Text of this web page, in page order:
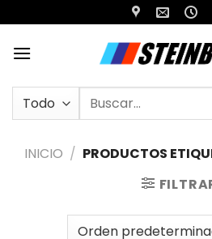
al
contenido
Buscar
INICIO / PRODUCTOS